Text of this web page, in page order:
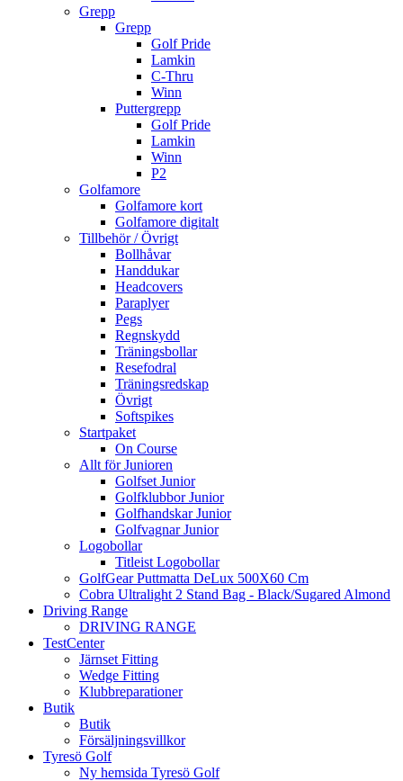
Grepp
Grepp
Golf Pride
Lamkin
C-Thru
Winn
Puttergrepp
Golf Pride
Lamkin
Winn
P2
Golfamore
Golfamore kort
Golfamore digitalt
Tillbehör / Övrigt
Bollhåvar
Handdukar
Headcovers
Paraplyer
Pegs
Regnskydd
Träningsbollar
Resefodral
Träningsredskap
Övrigt
Softspikes
Startpaket
On Course
Allt för Junioren
Golfset Junior
Golfklubbor Junior
Golfhandskar Junior
Golfvagnar Junior
Logobollar
Titleist Logobollar
GolfGear Puttmatta DeLux 500X60 Cm
Cobra Ultralight 2 Stand Bag - Black/Sugared Almond
Driving Range
DRIVING RANGE
TestCenter
Järnset Fitting
Wedge Fitting
Klubbreparationer
Butik
Butik
Försäljningsvillkor
Tyresö Golf
Ny hemsida Tyresö Golf